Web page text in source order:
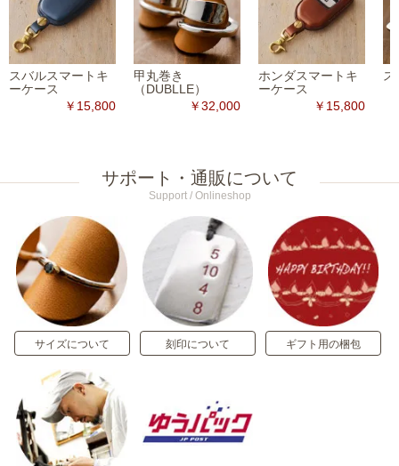
スバルスマートキ
ーケース
￥15,800
甲丸巻き
（DUBLLE）
￥32,000
ホンダスマートキ
ーケース
￥15,800
サポート・通販について
Support / Onlineshop
サイズについて 刻印について ギフト用の梱包